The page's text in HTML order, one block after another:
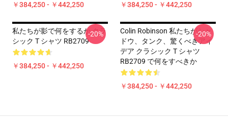
￥384,250 - ￥442,250 ￥384,250 - ￥442,250
私たちが影で何をするか クラ
シック T シャツ RB2709
￥384,250 - ￥442,250
-20%
Colin Robinson 私たちがシャ
ドウ、タンク、驚くべきアイ
デア クラシック T シャツ
RB2709 で何をすべきか
￥384,250 - ￥442,250
-20%